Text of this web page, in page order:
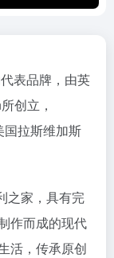
表品牌，由英
创立，
拉斯维加斯
之家，具有完
作而成的现代
活，传承原创